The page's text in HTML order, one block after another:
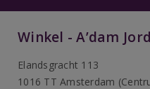
Winkel - A’dam
Elandsgracht 113
1016 TT Amsterdam